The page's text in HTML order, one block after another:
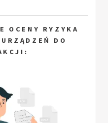
OCENY RYZYKA
DO